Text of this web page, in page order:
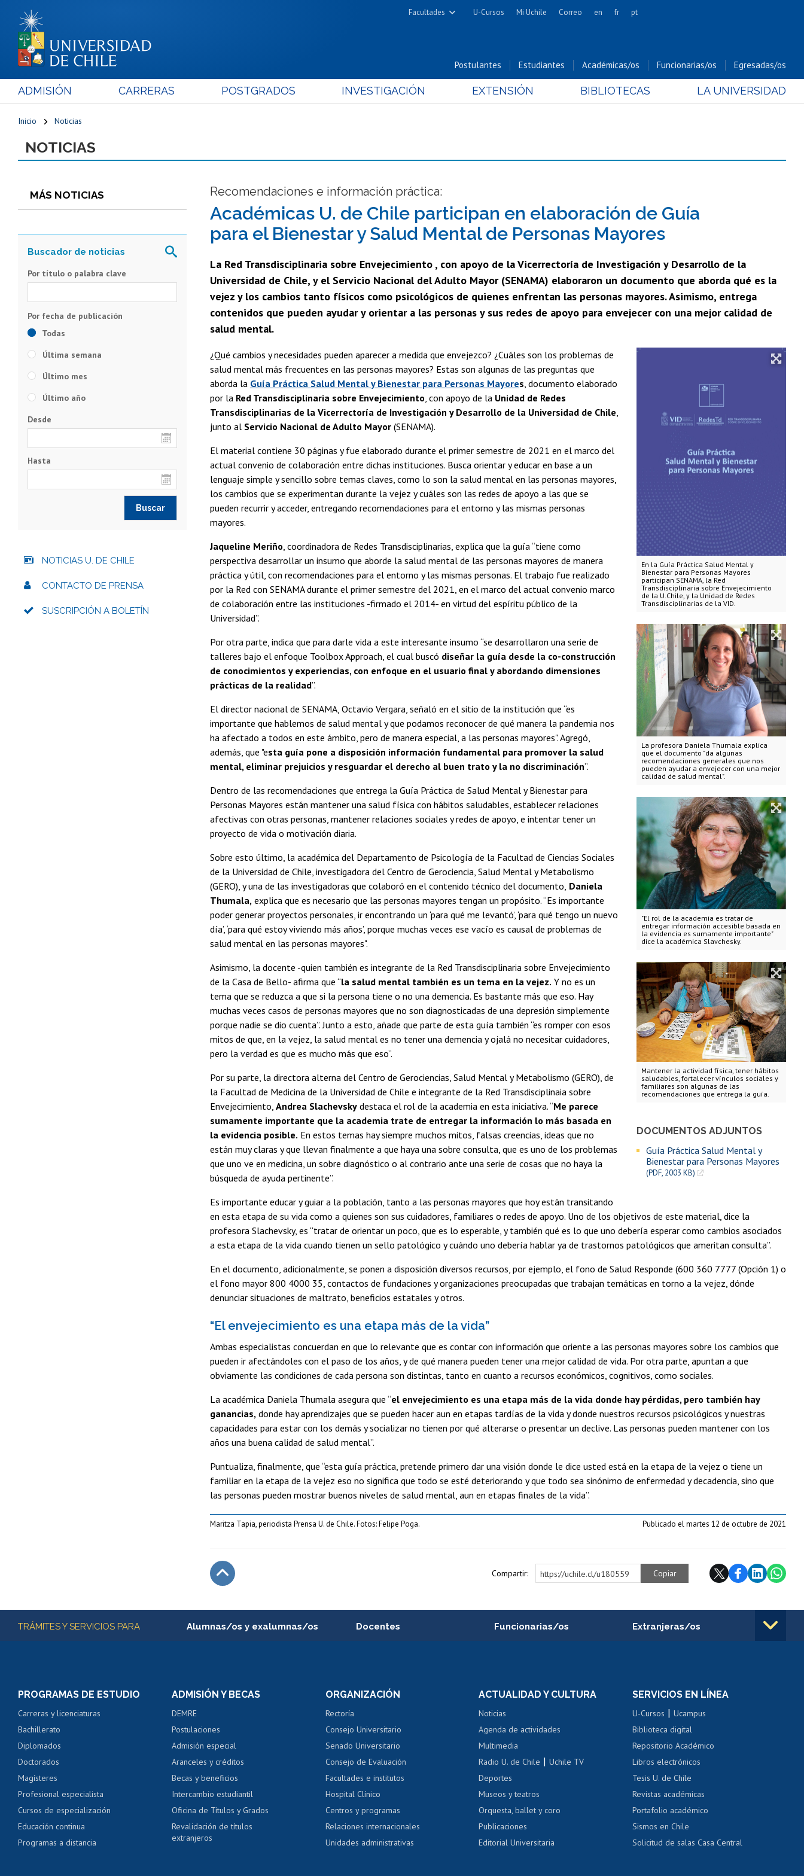
Facultades
Cs. Físicas y Matemáticas
Cs. Forestales y Conservación
Cs. Químicas y Farmacéuticas
Cs. Sociales
Estudios Avanzados en Educación
Nutrición y Tecnología de
Alimentos
Bachillerato
Hospital Clínico
U-Cursos Mi Uchile Correo en fr pt
Postulantes Estudiantes Académicas/os Funcionarias/os Egresadas/os
ADMISIÓN CARRERAS POSTGRADOS INVESTIGACIÓN EXTENSIÓN BIBLIOTECAS LA UNIVERSIDAD
Inicio Noticias
NOTICIAS
MÁS NOTICIAS Recomendaciones e información práctica:
Académicas U. de Chile participan en elaboración de Guía
para el Bienestar y Salud Mental de Personas Mayores
La Red Transdisciplinaria sobre Envejecimiento , con apoyo de la Vicerrectoría de Investigación y Desarrollo de la
Universidad de Chile, y el Servicio Nacional del Adulto Mayor (SENAMA) elaboraron un documento que aborda qué es la
vejez y los cambios tanto físicos como psicológicos de quienes enfrentan las personas mayores. Asimismo, entrega
contenidos que pueden ayudar y orientar a las personas y sus redes de apoyo para envejecer con una mejor calidad de
salud mental.
En la Guía Práctica Salud Mental y
Bienestar para Personas Mayores
participan SENAMA, la Red
Transdisciplinaria sobre Envejecimiento
de la U.Chile, y la Unidad de Redes
Transdisciplinarias de la VID.
La profesora Daniela Thumala explica
que el documento "da algunas
recomendaciones generales que nos
pueden ayudar a envejecer con una mejor
calidad de salud mental".
"El rol de la academia es tratar de
entregar información accesible basada en
la evidencia es sumamente importante"
dice la académica Slavchesky.
Mantener la actividad física, tener hábitos
saludables, fortalecer vínculos sociales y
familiares son algunas de las
recomendaciones que entrega la guía.
DOCUMENTOS ADJUNTOS
Guía Práctica Salud Mental y
Bienestar para Personas Mayores
(PDF, 2003 KB)
¿Qué cambios y necesidades pueden aparecer a medida que envejezco? ¿Cuáles son los problemas de
salud mental más frecuentes en las personas mayores? Estas son algunas de las preguntas que
aborda la Guía Práctica Salud Mental y Bienestar para Personas Mayores , documento elaborado
por la Red Transdisciplinaria sobre Envejecimiento , con apoyo de la Unidad de Redes
Transdisciplinarias de la Vicerrectoría de Investigación y Desarrollo de la Universidad de Chile
junto al Servicio Nacional de Adulto Mayor (SENAMA).
El material contiene 30 páginas y fue elaborado durante el primer semestre de 2021 en el marco del
actual convenio de colaboración entre dichas instituciones. Busca orientar y educar en base a un
lenguaje simple y sencillo sobre temas claves, como lo son la salud mental en las personas mayores,
los cambios que se experimentan durante la vejez y cuáles son las redes de apoyo a las que se
pueden recurrir y acceder, entregando recomendaciones para el entorno y las mismas personas
mayores.
Jaqueline Meriño , coordinadora de Redes Transdisciplinarias, explica que la guía “tiene como
perspectiva desarrollar un insumo que aborde la salud mental de las personas mayores de manera
práctica y útil, con recomendaciones para el entorno y las mismas personas. El trabajo fue realizado
por la Red con SENAMA durante el primer semestre del 2021, en el marco del actual convenio marco
de colaboración entre las instituciones -firmado el 2014- en virtud del espíritu público de la
Universidad”.
Por otra parte, indica que para darle vida a este interesante insumo “se desarrollaron una serie de
talleres bajo el enfoque Toolbox Approach, el cual buscó diseñar la guía desde la co-construcción
de conocimientos y experiencias, con enfoque en el usuario final y abordando dimensiones
prácticas de la realidad”.
El director nacional de SENAMA, Octavio Vergara, señaló en el sitio de la institución que “es
importante que hablemos de salud mental y que podamos reconocer de qué manera la pandemia nos
ha afectado a todos en este ámbito, pero de manera especial, a las personas mayores". Agregó,
además, que "esta guía pone a disposición información fundamental para promover la salud
mental, eliminar prejuicios y resguardar el derecho al buen trato y la no discriminación”.
Dentro de las recomendaciones que entrega la Guía Práctica de Salud Mental y Bienestar para
Personas Mayores están mantener una salud física con hábitos saludables, establecer relaciones
afectivas con otras personas, mantener relaciones sociales y redes de apoyo, e intentar tener un
proyecto de vida o motivación diaria.
Sobre esto último, la académica del Departamento de Psicología de la Facultad de Ciencias Sociales
de la Universidad de Chile, investigadora del Centro de Gerociencia, Salud Mental y Metabolismo
(GERO), y una de las investigadoras que colaboró en el contenido técnico del documento, Daniela
Thumala, explica que es necesario que las personas mayores tengan un propósito. “Es importante
poder generar proyectos personales, ir encontrando un ‘para qué me levantó’, ‘para qué tengo un nuevo
día’, ‘para qué estoy viviendo más años’, porque muchas veces ese vacío es causal de problemas de
salud mental en las personas mayores".
Asimismo, la docente -quien también es integrante de la Red Transdisciplinaria sobre Envejecimiento
de la Casa de Bello- afirma que “la salud mental también es un tema en la vejez. Y no es un
tema que se reduzca a que si la persona tiene o no una demencia. Es bastante más que eso. Hay
muchas veces casos de personas mayores que no son diagnosticadas de una depresión simplemente
porque nadie se dio cuenta”. Junto a esto, añade que parte de esta guía también “es romper con esos
mitos de que, en la vejez, la salud mental es no tener una demencia y ojalá no necesitar cuidadores,
pero la verdad es que es mucho más que eso”.
Por su parte, la directora alterna del Centro de Gerociencias, Salud Mental y Metabolismo (GERO), de
la Facultad de Medicina de la Universidad de Chile e integrante de la Red Transdisciplinaia sobre
Envejecimiento, Andrea Slachevsky destaca el rol de la academia en esta iniciativa. “Me parece
sumamente importante que la academia trate de entregar la información lo más basada en
la evidencia posible. En estos temas hay siempre muchos mitos, falsas creencias, ideas que no
están muy claras y que llevan finalmente a que haya una sobre consulta, que es uno de los problemas
que uno ve en medicina, un sobre diagnóstico o al contrario ante una serie de cosas que no haya la
búsqueda de ayuda pertinente”.
Es importante educar y guiar a la población, tanto a las personas mayores que hoy están transitando
en esta etapa de su vida como a quienes son sus cuidadores, familiares o redes de apoyo. Uno de los objetivos de este material, dice la
profesora Slachevsky, es “tratar de orientar un poco, que es lo esperable, y también qué es lo que uno debería esperar como cambios asociados
a esta etapa de la vida cuando tienen un sello patológico y cuándo uno debería hablar ya de trastornos patológicos que ameritan consulta”.
En el documento, adicionalmente, se ponen a disposición diversos recursos, por ejemplo, el fono de Salud Responde (600 360 7777 (Opción 1) o
el fono mayor 800 4000 35, contactos de fundaciones y organizaciones preocupadas que trabajan temáticas en torno a la vejez, dónde
denunciar situaciones de maltrato, beneficios estatales y otros.
“El envejecimiento es una etapa más de la vida”
Ambas especialistas concuerdan en que lo relevante que es contar con información que oriente a las personas mayores sobre los cambios que
pueden ir afectándoles con el paso de los años, y de qué manera pueden tener una mejor calidad de vida. Por otra parte, apuntan a que
obviamente las condiciones de cada persona son distintas, tanto en cuanto a recursos económicos, cognitivos, como sociales.
La académica Daniela Thumala asegura que “el envejecimiento es una etapa más de la vida donde hay pérdidas, pero también hay
ganancias, donde hay aprendizajes que se pueden hacer aun en etapas tardías de la vida y donde nuestros recursos psicológicos y nuestras
capacidades para estar con los demás y socializar no tienen por qué alterarse o presentar un declive. Las personas pueden mantener con los
años una buena calidad de salud mental”.
Puntualiza, finalmente, que “esta guía práctica, pretende primero dar una visión donde le dice usted está en la etapa de la vejez o tiene un
familiar en la etapa de la vejez eso no significa que todo se esté deteriorando y que todo sea sinónimo de enfermedad y decadencia, sino que
las personas pueden mostrar buenos niveles de salud mental, aun en etapas finales de la vida”.
Maritza Tapia, periodista Prensa U. de Chile. Fotos: Felipe Poga. Publicado el martes 12 de octubre de 2021
Compartir: https://uchile.cl/u180559 Copiar
Por título o palabra clave
Todas
Última semana
Último mes
Último año
Desde
Hasta
NOTICIAS U. DE CHILE
CONTACTO DE PRENSA
SUSCRIPCIÓN A BOLETÍN
Más información
TRÁMITES Y SERVICIOS PARA Alumnas/os y exalumnas/os
Consulta y certificado de notas
Servicio médico y dental
Pago de arancel y crédito alumnos
Pago de arancel y crédito exalumnos
Certificado de títulos y grados
Docentes
Perfeccionamiento
Evaluación docente
Calificación académica
Postulación al AUCAI
Funcionarias/os
Portal de movilidad interna
Certificado de renta
Certificado de renta
Gestión de correo uchile
Extranjeras/os
Movilidad Estudiantil
Cursos de español
Acoso laboral, sexual y violencia
PROGRAMAS DE ESTUDIO
Carreras y licenciaturas
Bachillerato
Diplomados
Doctorados
Magísteres
Profesional especialista
Cursos de especialización
Educación continua
Programas a distancia
ADMISIÓN Y BECAS
DEMRE
Postulaciones
Admisión especial
Aranceles y créditos
Becas y beneficios
Intercambio estudiantil
Oficina de Títulos y Grados
Revalidación de títulos
extranjeros
ORGANIZACIÓN
Rectoría
Consejo Universitario
Senado Universitario
Consejo de Evaluación
Facultades e institutos
Hospital Clínico
Centros y programas
Relaciones internacionales
Unidades administrativas
ACTUALIDAD Y CULTURA
Noticias
Agenda de actividades
Multimedia
Radio U. de Chile |Uchile TV
Deportes
Museos y teatros
Orquesta, ballet y coro
Publicaciones
Editorial Universitaria
SERVICIOS EN LÍNEA
U-Cursos |Ucampus
Biblioteca digital
Repositorio Académico
Libros electrónicos
Tesis U. de Chile
Revistas académicas
Portafolio académico
Sismos en Chile
Solicitud de salas Casa Central